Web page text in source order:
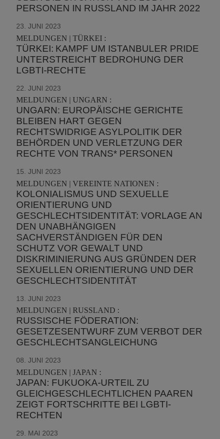
PERSONEN IN RUSSLAND IM JAHR 2022
23. JUNI 2023
MELDUNGEN | TÜRKEI :
TÜRKEI: KAMPF UM ISTANBULER PRIDE
UNTERSTREICHT BEDROHUNG DER
LGBTI-RECHTE
22. JUNI 2023
MELDUNGEN | UNGARN :
UNGARN: EUROPÄISCHE GERICHTE
BLEIBEN HART GEGEN
RECHTSWIDRIGE ASYLPOLITIK DER
BEHÖRDEN UND VERLETZUNG DER
RECHTE VON TRANS* PERSONEN
15. JUNI 2023
MELDUNGEN | VEREINTE NATIONEN :
KOLONIALISMUS UND SEXUELLE
ORIENTIERUNG UND
GESCHLECHTSIDENTITÄT: VORLAGE AN
DEN UNABHÄNGIGEN
SACHVERSTÄNDIGEN FÜR DEN
SCHUTZ VOR GEWALT UND
DISKRIMINIERUNG AUS GRÜNDEN DER
SEXUELLEN ORIENTIERUNG UND DER
GESCHLECHTSIDENTITÄT
13. JUNI 2023
MELDUNGEN | RUSSLAND :
RUSSISCHE FÖDERATION:
GESETZESENTWURF ZUM VERBOT DER
GESCHLECHTSANGLEICHUNG
08. JUNI 2023
MELDUNGEN | JAPAN :
JAPAN: FUKUOKA-URTEIL ZU
GLEICHGESCHLECHTLICHEN PAAREN
ZEIGT FORTSCHRITTE BEI LGBTI-
RECHTEN
29. MAI 2023